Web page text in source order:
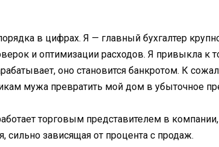
в цифрах. Я — главный бухгалтер
и оптимизации расходов. Я привыкла к
оно становится банкротом. К
мужа превратить мой дом в убыточное
торговым представителем в
сильно зависящая от процента с продаж.